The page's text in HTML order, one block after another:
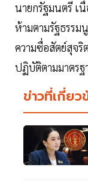
นายกรัฐมนตรี เ
ห้ามตามรัฐธรรม
ความซื่อสัตย์สุจ
ปฏิบัติตามมาตรฐ
ข่าวที่เกี่ย